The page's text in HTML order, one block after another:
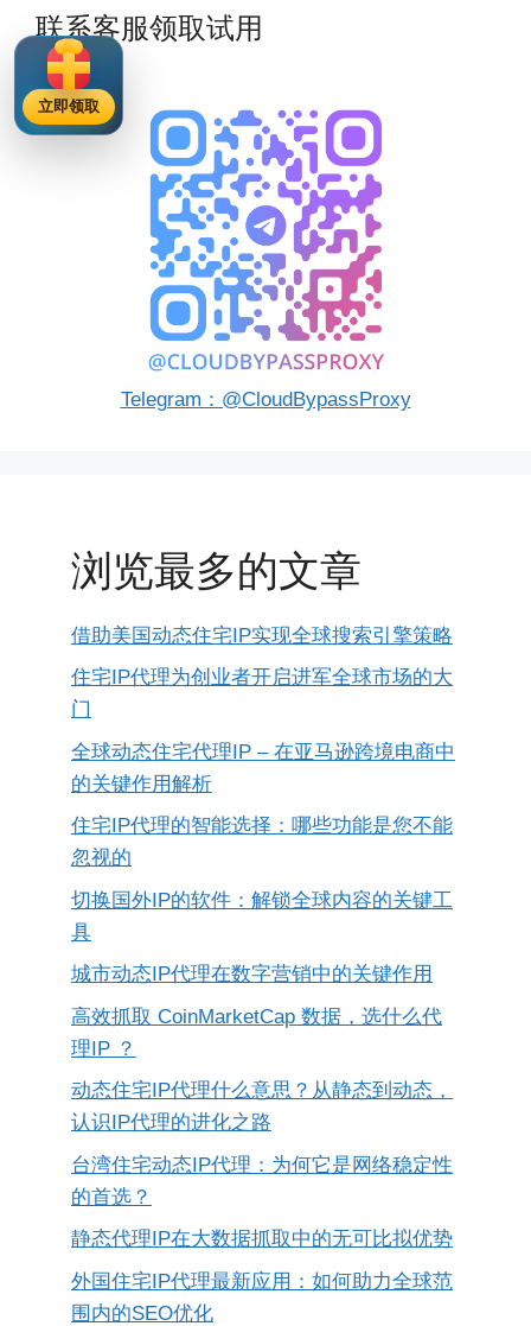
联系客服领取试用
Telegram：@CloudBypassProxy
浏览最多的文章
借助美国动态住宅IP实现全球搜索引擎策略
住宅IP代理为创业者开启进军全球市场的大
门
全球动态住宅代理IP – 在亚马逊跨境电商中
的关键作用解析
住宅IP代理的智能选择：哪些功能是您不能
忽视的
切换国外IP的软件：解锁全球内容的关键工
具
城市动态IP代理在数字营销中的关键作用
高效抓取 CoinMarketCap 数据，选什么代
理IP ？
动态住宅IP代理什么意思？从静态到动态，
认识IP代理的进化之路
台湾住宅动态IP代理：为何它是网络稳定性
的首选？
静态代理IP在大数据抓取中的无可比拟优势
外国住宅IP代理最新应用：如何助力全球范
围内的SEO优化
立即领取